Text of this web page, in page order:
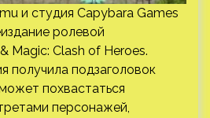
и студия Capybara Games
ролевой
Magic: Clash of Heroes.
получила подзаголовок
похвастаться
персонажей,